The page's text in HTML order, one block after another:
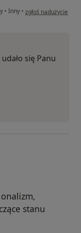
• Inny • w opinii
zgłoś nadużycie
się Panu
stanu